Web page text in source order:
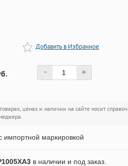
Добавить в Избранное
- +
ценах и наличии на сайте носит
импортной маркировкой
в наличии и под заказ.